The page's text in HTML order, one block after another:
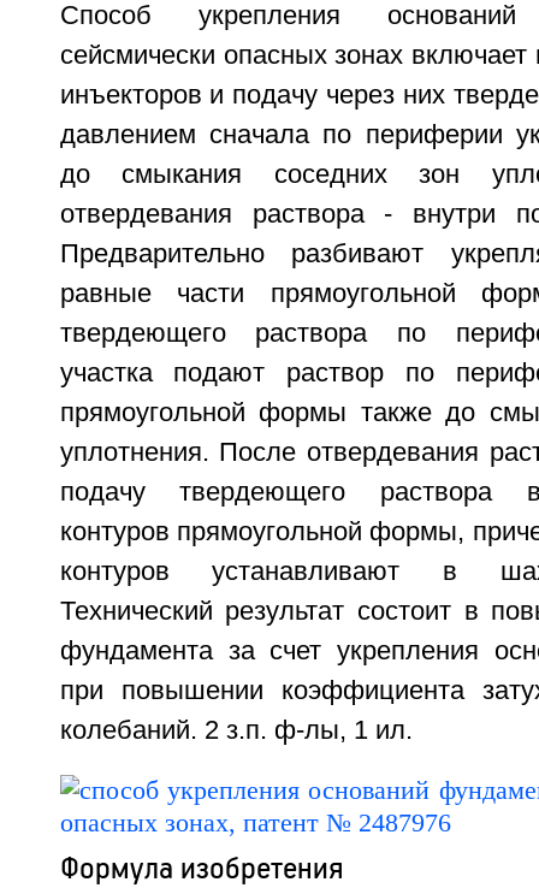
Способ укрепления
сейсмически опасных зонах включает
инъекторов и подачу через них
давлением сначала по периферии
до смыкания соседних зон
отвердевания раствора - внутри
Предварительно разбивают
равные части прямоугольной
твердеющего раствора по
участка подают раствор по
прямоугольной формы также до
уплотнения. После отвердевания
подачу твердеющего раствора
контуров прямоугольной формы,
контуров устанавливают в
Технический результат состоит в
фундамента за счет укрепления
при повышении коэффициента
колебаний. 2 з.п. ф-лы, 1 ил.
Формула изобретения